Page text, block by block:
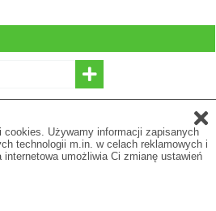
cookies. Używamy informacji zapisanych
technologii m.in. w celach reklamowych i
umożliwia Ci zmianę ustawień